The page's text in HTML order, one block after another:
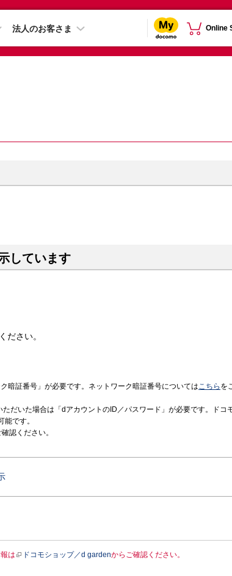
法人のお客さま Online
しています
ださい。
暗証番号」が必要です。ネットワーク暗証番号についてはこちら を
だいた場合は「dアカウントのID／パスワード」が必要です。ドコ
です。
確認ください。
は ドコモショップ／d gardenからご確認ください。